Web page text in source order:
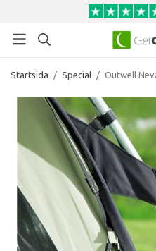
Startsida / Special / Outwell